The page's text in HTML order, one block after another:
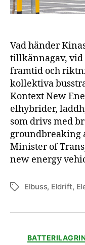
Vad händer
tillkännagav, vid
framtid och
kollektiva
Kontext New
elhybrider,
som drivs med
groundbreaking
Minister of
new energy
Etiketter
Elbuss, Eldrift,